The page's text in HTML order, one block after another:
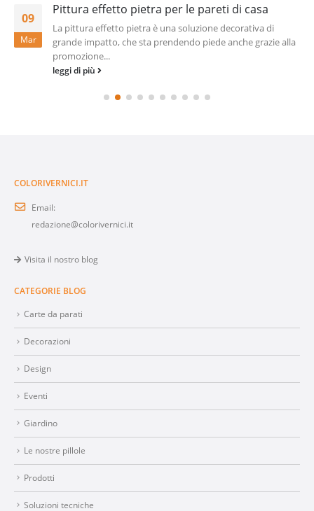
09
Mar
Pittura effetto pietra per le pareti di casa
La pittura effetto pietra è una soluzione decorativa di
grande impatto, che sta prendendo piede anche grazie alla
promozione...
leggi di più
COLORIVERNICI.IT
Email:
redazione@colorivernici.it
Visita il nostro blog
CATEGORIE BLOG
Carte da parati
Decorazioni
Design
Eventi
Giardino
Le nostre pillole
Prodotti
Soluzioni tecniche